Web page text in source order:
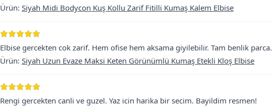
Ürün: Siyah Midi Bodycon Kuş Kollu Zarif Fitilli Kumaş Kalem Elbise
Elbise gercekten cok zarif. Hem ofise hem aksama giyilebilir. Tam benlik parca.
Ürün: Siyah Uzun Evaze Maksi Keten Görünümlü Kumaş Etekli Kloş Elbise
Rengi gercekten canli ve guzel. Yaz icin harika bir secim. Bayildim resmen!